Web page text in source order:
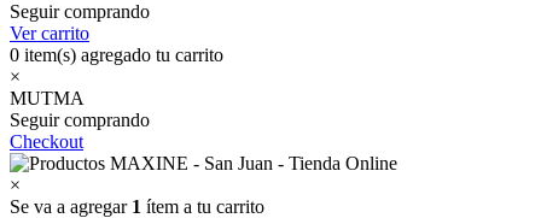
Seguir comprando
Ver carrito
0 item(s) agregado tu carrito
×
MUTMA
Seguir comprando
Checkout
×
Se va a agregar 1 ítem a tu carrito